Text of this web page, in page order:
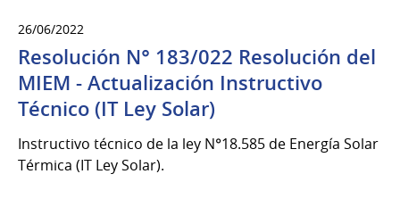
26/06/2022
Resolución N° 183/022 Resolución del
MIEM - Actualización Instructivo
Técnico (IT Ley Solar)
Instructivo técnico de la ley N°18.585 de Energía Solar
Térmica (IT Ley Solar).